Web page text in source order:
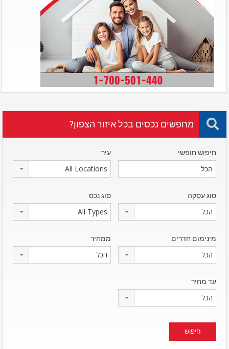
מחפשים נכסים בכל איזור הצפון?
חיפוש חופשי עיר
All Locations
סוג עסקה
הכל
סוג נכס
All Types
מינימום חדרים
הכל
ממחיר
הכל
עד מחיר
הכל